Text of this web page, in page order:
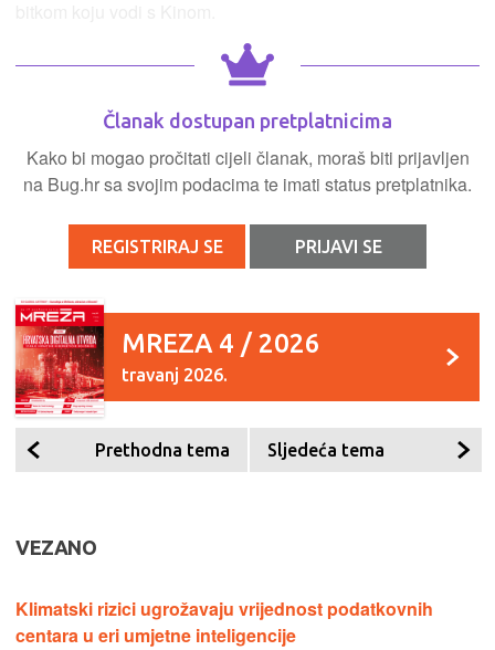
Članak dostupan pretplatnicima
Kako bi mogao pročitati cijeli članak, moraš biti prijavljen
na Bug.hr sa svojim podacima te imati status pretplatnika.
REGISTRIRAJ SE PRIJAVI SE
MREZA 4 / 2026
travanj 2026.
Prethodna tema Sljedeća tema
VEZANO
Klimatski rizici ugrožavaju vrijednost podatkovnih
centara u eri umjetne inteligencije